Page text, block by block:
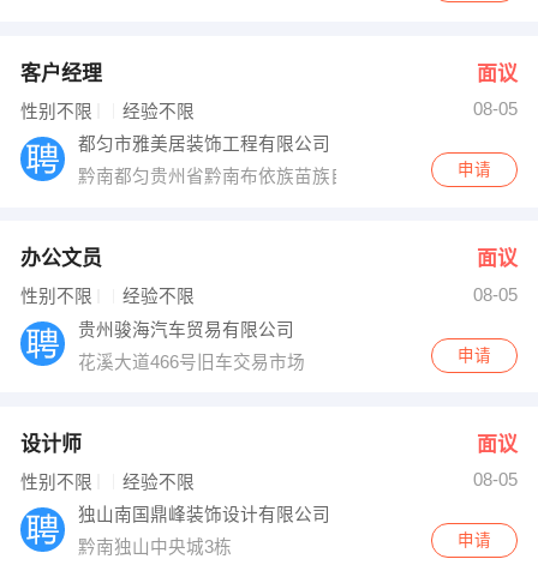
客户经理 面议
性别不限 经验不限
08-05
都匀市雅美居装饰工程有限公司
黔南都匀贵州省黔南布依族苗族自治州都匀市大十字工
申请
办公文员 面议
性别不限 经验不限
08-05
贵州骏海汽车贸易有限公司
花溪大道466号旧车交易市场
申请
设计师 面议
性别不限 经验不限
08-05
独山南国鼎峰装饰设计有限公司
黔南独山中央城3栋
申请